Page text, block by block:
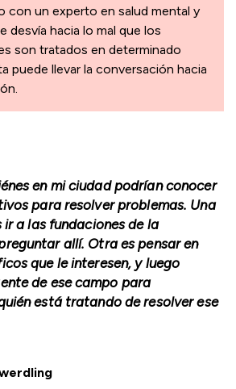
con un experto en salud mental y
desvía hacia lo mal que los
son tratados en determinado
puede llevar la conversación hacia
en mi ciudad podrían conocer
para resolver problemas. Una
a las fundaciones de la
allí. Otra es pensar en
que le interesen, y luego
de ese campo para
está tratando de resolver ese